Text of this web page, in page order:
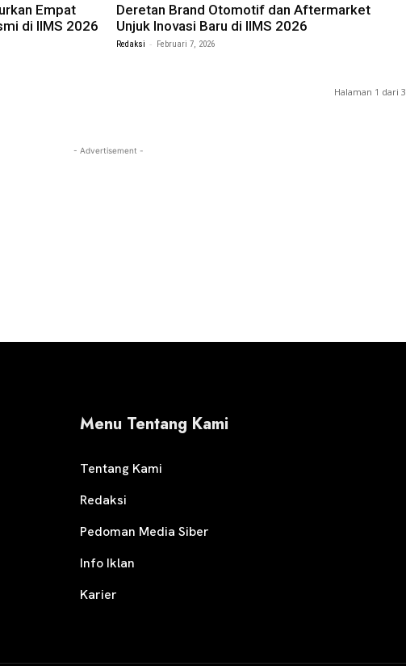
Empat
di IIMS 2026
Deretan Brand Otomotif dan Aftermarket
Unjuk Inovasi Baru di IIMS 2026
Redaksi - Februari 7, 2026
Halaman 1 dari 3
- Advertisement -
Menu Tentang Kami
Tentang Kami
Redaksi
Pedoman Media Siber
Info Iklan
Karier